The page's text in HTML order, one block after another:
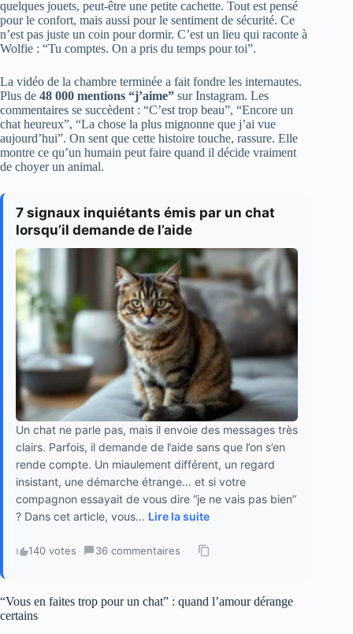
quelques jouets, peut-être une petite cachette. Tout est pensé
pour le confort, mais aussi pour le sentiment de sécurité. Ce
n’est pas juste un coin pour dormir. C’est un lieu qui raconte à
Wolfie : “Tu comptes. On a pris du temps pour toi”.
La vidéo de la chambre terminée a fait fondre les internautes.
Plus de 48 000 mentions “j’aime” sur Instagram. Les
commentaires se succèdent : “C’est trop beau”, “Encore un
chat heureux”, “La chose la plus mignonne que j’ai vue
aujourd’hui”. On sent que cette histoire touche, rassure. Elle
montre ce qu’un humain peut faire quand il décide vraiment
de choyer un animal.
7 signaux inquiétants émis par un chat
lorsqu’il demande de l’aide
Un chat ne parle pas, mais il envoie des messages très
clairs. Parfois, il demande de l’aide sans que l’on s’en
rende compte. Un miaulement différent, un regard
insistant, une démarche étrange… et si votre
compagnon essayait de vous dire “je ne vais pas bien”
? Dans cet article, vous... Lire la suite
140 votes · 36 commentaires ·
“Vous en faites trop pour un chat” : quand l’amour dérange
certains